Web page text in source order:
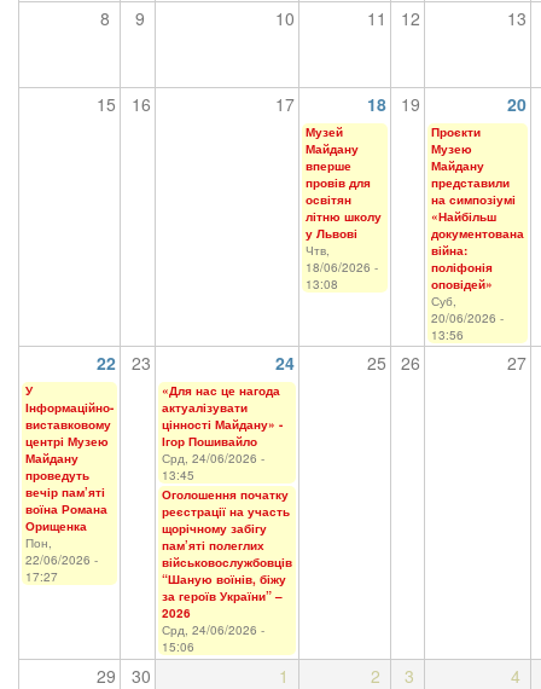
8 9 10 11 12 13
15 16 17 18 19 20
Музей
Майдану
вперше
провів для
освітян
літню школу
у Львові
Чтв,
18/06/2026 -
13:08
Проєкти
Музею
Майдану
представили
на симпозіумі
«Найбільш
документована
війна:
поліфонія
оповідей»
Суб,
20/06/2026 -
13:56
22 23 24 25 26 27
У
Інформаційно-
виставковому
центрі Музею
Майдану
проведуть
вечір пам’яті
воїна Романа
Орищенка
Пон,
22/06/2026 -
17:27
«Для нас це нагода
актуалізувати
цінності Майдану» -
Ігор Пошивайло
Срд, 24/06/2026 -
13:45
Оголошення початку
реєстрації на участь
щорічному забігу
пам’яті полеглих
військовослужбовців
“Шаную воїнів, біжу
за героїв України” –
2026
Срд, 24/06/2026 -
15:06
29 30 1 2 3 4